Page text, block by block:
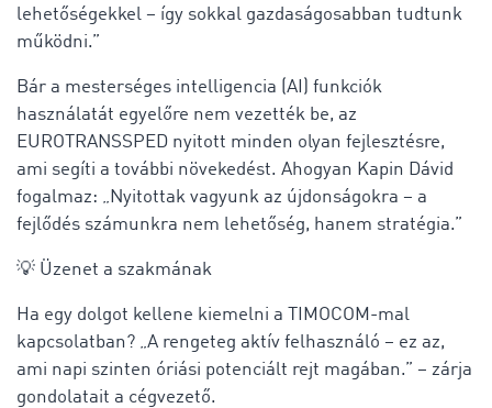
lehetőségekkel – így sokkal gazdaságosabban tudtunk
működni.”
Bár a mesterséges intelligencia (AI) funkciók
használatát egyelőre nem vezették be, az
EUROTRANSSPED nyitott minden olyan fejlesztésre,
ami segíti a további növekedést. Ahogyan Kapin Dávid
fogalmaz: „Nyitottak vagyunk az újdonságokra – a
fejlődés számunkra nem lehetőség, hanem stratégia.”
💡 Üzenet a szakmának
Ha egy dolgot kellene kiemelni a TIMOCOM-mal
kapcsolatban? „A rengeteg aktív felhasználó – ez az,
ami napi szinten óriási potenciált rejt magában.” – zárja
gondolatait a cégvezető.